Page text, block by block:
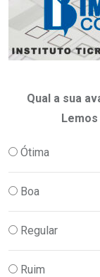
Qual a sua
Lemos
Ótima
Boa
Regular
Ruim